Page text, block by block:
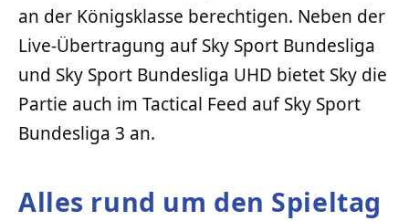
an der Königsklasse berechtigen. Neben der
Live-Übertragung auf Sky Sport Bundesliga
und Sky Sport Bundesliga UHD bietet Sky die
Partie auch im Tactical Feed auf Sky Sport
Bundesliga 3 an.
Alles rund um den Spieltag